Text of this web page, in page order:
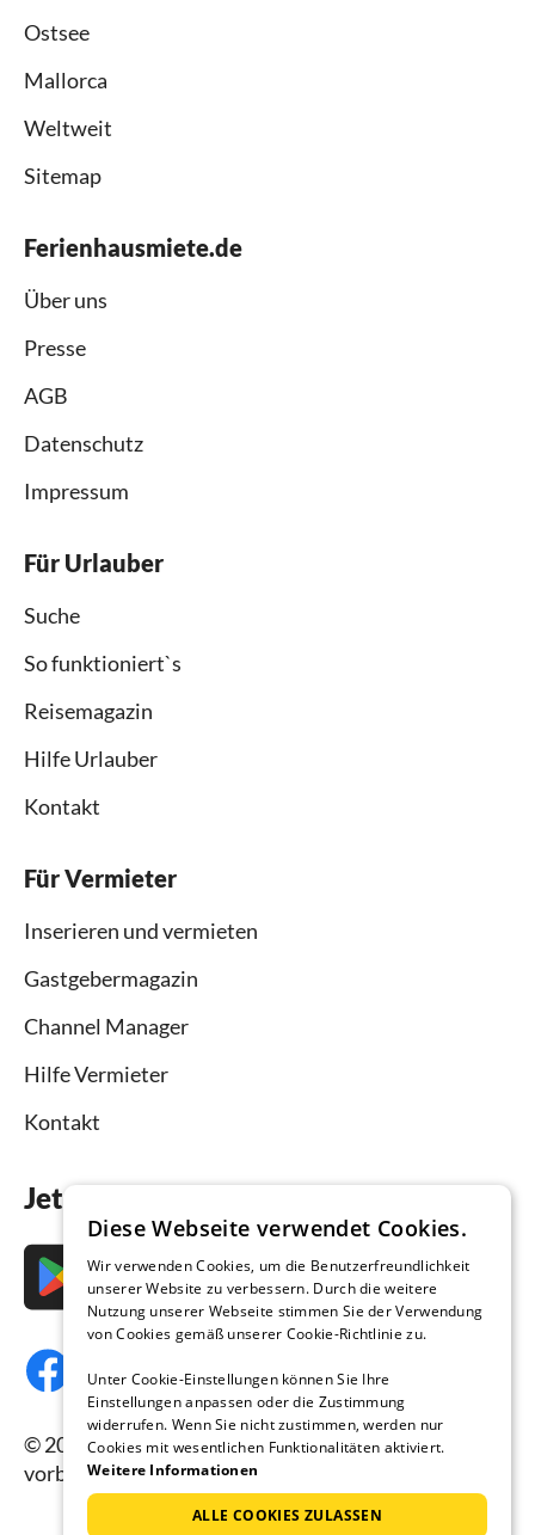
Ostsee
Mallorca
Weltweit
Sitemap
Ferienhausmiete.de
Über uns
Presse
AGB
Datenschutz
Impressum
Für Urlauber
Suche
So funktioniert`s
Reisemagazin
Hilfe Urlauber
Kontakt
Für Vermieter
Inserieren und vermieten
Gastgebermagazin
Channel Manager
Hilfe Vermieter
Kontakt
Jetzt die App downloaden
© 2026 Ferienhausmiete.de, alle Rechte
vorbehalten.
Diese Webseite verwendet Cookies.
Wir verwenden Cookies, um die Benutzerfreundlichkeit
unserer Website zu verbessern. Durch die weitere
Nutzung unserer Webseite stimmen Sie der Verwendung
von Cookies gemäß unserer Cookie-Richtlinie zu.
Unter Cookie-Einstellungen können Sie Ihre
Einstellungen anpassen oder die Zustimmung
widerrufen. Wenn Sie nicht zustimmen, werden nur
Cookies mit wesentlichen Funktionalitäten aktiviert.
Weitere Informationen
ALLE COOKIES ZULASSEN